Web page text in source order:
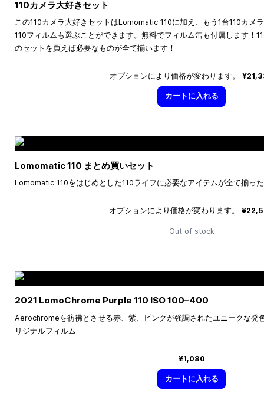
110カメラ大好きセット
この110カメラ大好きセットはLomomatic 110に加え、もう1台110カメ
110フィルムも選ぶことができます。無料でフィルム缶も付属します！
のセットを買えば必要なものが全て揃います！
オプションにより価格が変わります。
カートに入れる
Lomomatic 110 まとめ買いセット
Lomomatic 110をはじめとした110ライフに必要なアイテムが全て揃っ
オプションにより価格が変わります。
Out of stock
2021 LomoChrome Purple 110 ISO100–400
Aerochromeを彷彿とさせる赤、紫、ピンクが強調されたユニークな発
リジナルフィルム
¥1,080
カートに入れる